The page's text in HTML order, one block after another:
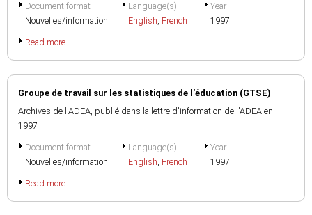
Document format
Nouvelles/information
Language(s)
English, French
Year
1997
Read more
Groupe de travail sur les statistiques de l'éducation (GTSE)
Archives de l'ADEA, publié dans la lettre d'information de l'ADEA en
1997
Document format
Nouvelles/information
Language(s)
English, French
Year
1997
Read more